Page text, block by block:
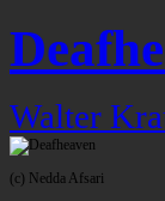
Walter
(c) Nedda Afsari